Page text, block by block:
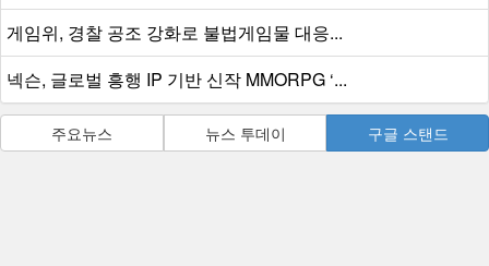
게임위, 경찰 공조 강화로 불법게임물 대응...
넥슨, 글로벌 흥행 IP 기반 신작 MMORPG ‘...
주요뉴스 뉴스 투데이 구글 스탠드